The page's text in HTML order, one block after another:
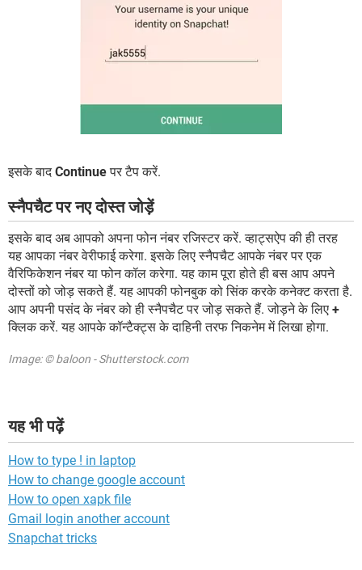
इसके बादContinueपर टैप करें.
स्नैपचैट पर नए दोस्त जोड़ें
इसके बाद अब आपको अपना फोन नंबर रजिस्टर करें. व्हाट्सऐप की ही तरह
यह आपका नंबर वेरीफाई करेगा. इसके लिए स्नैपचैट आपके नंबर पर एक
वैरिफिकेशन नंबर या फोन कॉल करेगा. यह काम पूरा होते ही बस आप अपने
दोस्तों को जोड़ सकते हैं. यह आपकी फोनबुक को सिंक करके कनेक्ट करता है.
आप अपनी पसंद के नंबर को ही स्नैपचैट पर जोड़ सकते हैं. जोड़ने के लिए +
क्लिक करें. यह आपके कॉन्टैक्ट्स के दाहिनी तरफ निकनेम में लिखा होगा.
Image: © baloon - Shutterstock.com
यह भी पढ़ें
How to type ! in laptop
How to change google account
How to open xapk file
Gmail login another account
Snapchat tricks